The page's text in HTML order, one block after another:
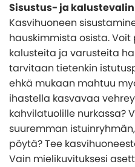
Sisustus- ja
Kasvihuoneen
hauskimmista osista.
kalusteita ja varusteita
tarvitaan tietenkin
ehkä mukaan mahtuu
ihastella kasvavaa
kahvilatuolille nurkassa?
suuremman
pöytä? Tee
Vain mielikuvituksesi